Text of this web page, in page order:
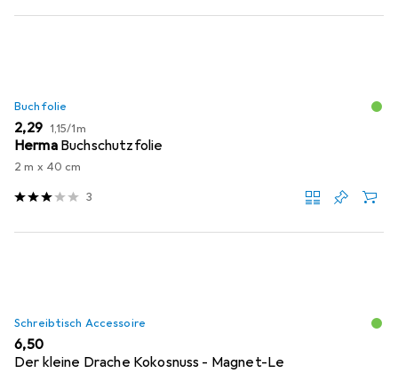
Buchfolie
EUR
2,29 EUR
1,15/1m
Herma Buchschutzfolie
2 m x 40 cm
3
Schreibtisch Accessoire
EUR
6,50
Der kleine Drache Kokosnuss - Magnet-Le